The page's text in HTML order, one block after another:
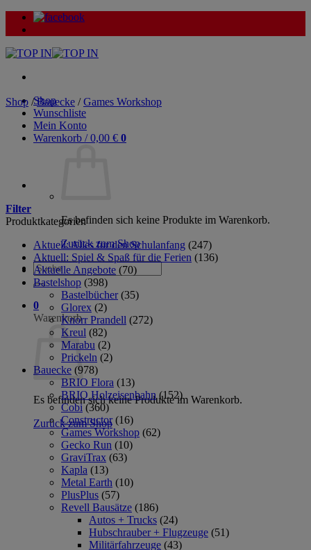
Zum
Inhalt
Shop
Wunschliste
Mein Konto
Warenkorb /0,00 € 0
Es befinden sich keine Produkte im Warenkorb.
Zurück zum Shop
Suche
nach:
0
Warenkorb
Es befinden sich keine Produkte im Warenkorb.
Zurück zum Shop
Shop / Bauecke / Games Workshop
Filter
Produktkategorien
Aktuell: Alles für den Schulanfang (247)
Aktuell: Spiel & Spaß für die Ferien (136)
Aktuelle Angebote (70)
Bastelshop (398)
Bastelbücher (35)
Glorex (2)
Knorr Prandell (272)
Kreul (82)
Marabu (2)
Prickeln (2)
Bauecke (978)
BRIO Flora (13)
BRIO Holzeisenbahn (152)
Cobi (360)
Constructor (16)
Games Workshop (62)
Gecko Run (10)
GraviTrax (63)
Kapla (13)
Metal Earth (10)
PlusPlus (57)
Revell Bausätze (186)
Autos + Trucks (24)
Hubschrauber + Flugzeuge (51)
Militärfahrzeuge (43)